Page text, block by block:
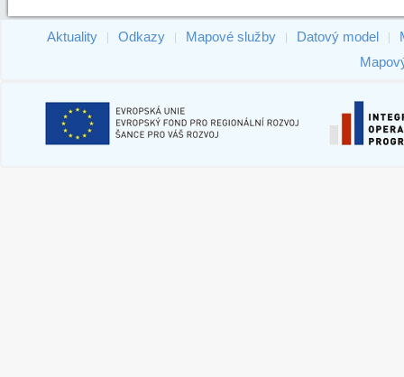
Aktuality Odkazy Mapové služby Datový model